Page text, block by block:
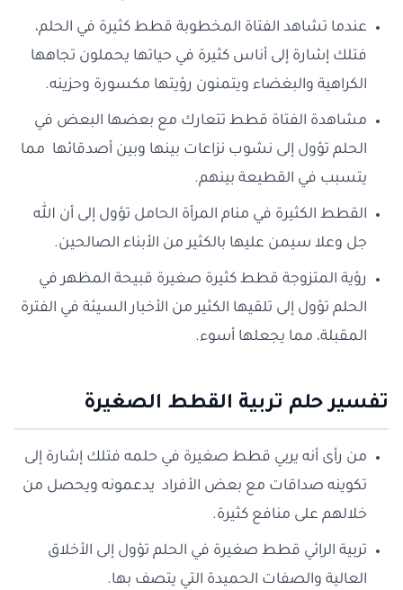
عندما تشاهد الفتاة المخطوبة قطط كثيرة في الحلم،
فتلك إشارة إلى أناس كثيرة في حياتها يحملون تجاهها
الكراهية والبغضاء ويتمنون رؤيتها مكسورة وحزينه.
مشاهدة الفتاة قطط تتعارك مع بعضها البعض في
الحلم تؤول إلى نشوب نزاعات بينها وبين أصدقائها مما
يتسبب في القطيعة بينهم.
القطط الكثيرة في منام المرأة الحامل تؤول إلى أن الله
جل وعلا سيمن عليها بالكثير من الأبناء الصالحين.
رؤية المتزوجة قطط كثيرة صغيرة قبيحة المظهر في
الحلم تؤول إلى تلقيها الكثير من الأخبار السيئة في الفترة
المقبلة، مما يجعلها أسوء.
تفسير حلم تربية القطط الصغيرة
من رأى أنه يربي قطط صغيرة في حلمه فتلك إشارة إلى
تكوينه صداقات مع بعض الأفراد يدعمونه ويحصل من
خلالهم على منافع كثيرة.
تربية الرائي قطط صغيرة في الحلم تؤول إلى الأخلاق
العالية والصفات الحميدة التي يتصف بها.